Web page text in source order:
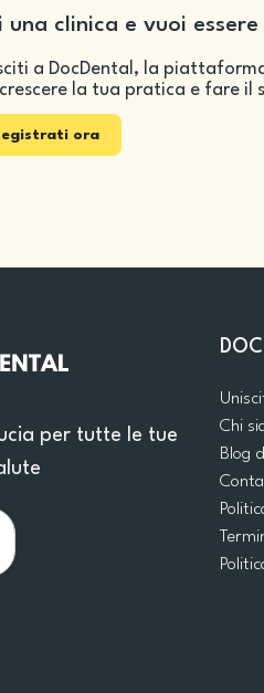
una clinica e vuoi essere
a DocDental, la
la tua pratica e fare il
ora
per tutte le tue
Chi
Blog